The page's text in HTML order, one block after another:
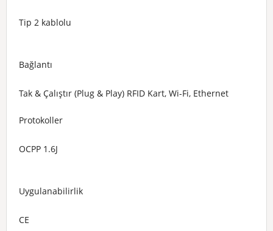
Tip 2 kablolu
Bağlantı
Tak & Çalıştır (Plug & Play) RFID Kart, Wi-Fi, Ethernet
Protokoller
OCPP 1.6J
Uygulanabilirlik
CE